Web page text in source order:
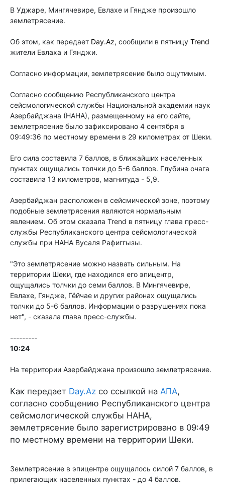
В Уджаре, Мингячевире, Евлахе и Гяндже произошло
землетрясение.
Об этом, как передает Day.Az, сообщили в пятницу Trend
жители Евлаха и Гянджи.
Согласно информации, землетрясение было ощутимым.
Согласно сообщению Республиканского центра
сейсмологической службы Национальной академии наук
Азербайджана (НАНА), размещенному на его сайте,
землетрясение было зафиксировано 4 сентября в
09:49:36 по местному времени в 29 километрах от Шеки.
Его сила составила 7 баллов, в ближайших населенных
пунктах ощущались толчки до 5-6 баллов. Глубина очага
составила 13 километров, магнитуда - 5,9.
Азербайджан расположен в сейсмической зоне, поэтому
подобные землетрясения являются нормальным
явлением. Об этом сказала Trend в пятницу глава пресс-
службы Республиканского центра сейсмологической
службы при НАНА Вусаля Рафиггызы.
"Это землетрясение можно назвать сильным. На
территории Шеки, где находился его эпицентр,
ощущались толчки до семи баллов. В Мингячевире,
Евлахе, Гяндже, Гёйчае и других районах ощущались
толчки до 5-6 баллов. Информации о разрушениях пока
нет", - сказала глава пресс-службы.
---------
10:24
На территории Азербайджана произошло землетрясение.
Как передает Day.Az со ссылкой на АПА,
согласно сообщению Республиканского центра
сейсмологической службы НАНА,
землетрясение было зарегистрировано в 09:49
по местному времени на территории Шеки.
Землетрясение в эпицентре ощущалось силой 7 баллов, в
прилегающих населенных пунктах - до 4 баллов.